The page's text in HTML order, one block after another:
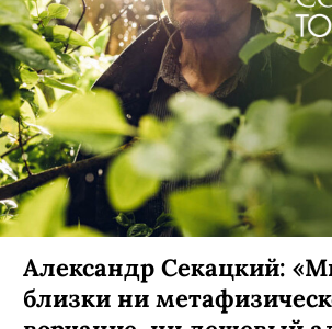
Александр Секацкий:
близки ни